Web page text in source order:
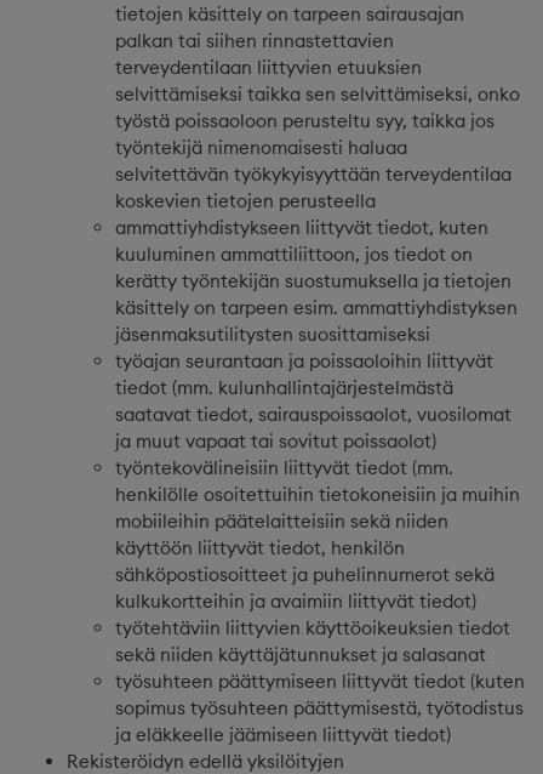
tietojen käsittely on tarpeen sairausajan
palkan tai siihen rinnastettavien
terveydentilaan liittyvien etuuksien
selvittämiseksi taikka sen selvittämiseksi, onko
työstä poissaoloon perusteltu syy, taikka jos
työntekijä nimenomaisesti haluaa
selvitettävän työkykyisyyttään terveydentilaa
koskevien tietojen perusteella
ammattiyhdistykseen liittyvät tiedot, kuten
kuuluminen ammattiliittoon, jos tiedot on
kerätty työntekijän suostumuksella ja tietojen
käsittely on tarpeen esim. ammattiyhdistyksen
jäsenmaksutilitysten suosittamiseksi
työajan seurantaan ja poissaoloihin liittyvät
tiedot (mm. kulunhallintajärjestelmästä
saatavat tiedot, sairauspoissaolot, vuosilomat
ja muut vapaat tai sovitut poissaolot)
työntekovälineisiin liittyvät tiedot (mm.
henkilölle osoitettuihin tietokoneisiin ja muihin
mobiileihin päätelaitteisiin sekä niiden
käyttöön liittyvät tiedot, henkilön
sähköpostiosoitteet ja puhelinnumerot sekä
kulkukortteihin ja avaimiin liittyvät tiedot)
työtehtäviin liittyvien käyttöoikeuksien tiedot
sekä niiden käyttäjätunnukset ja salasanat
työsuhteen päättymiseen liittyvät tiedot (kuten
sopimus työsuhteen päättymisestä, työtodistus
ja eläkkeelle jäämiseen liittyvät tiedot)
Rekisteröidyn edellä yksilöityjen